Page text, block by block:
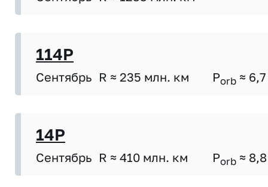
114P
Сентябрь R ≈ 235 млн. км Porb ≈ 6,7
14P
Сентябрь R ≈ 410 млн. км Porb ≈ 8,8